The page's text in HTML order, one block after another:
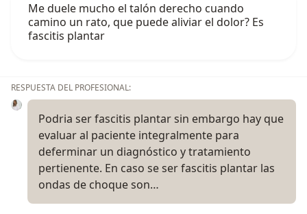
Me duele mucho el talón derecho cuando
camino un rato, que puede aliviar el dolor? Es
fascitis plantar
RESPUESTA DEL PROFESIONAL:
Podria ser fascitis plantar sin embargo hay que
evaluar al paciente integralmente para
deferminar un diagnóstico y tratamiento
pertienente. En caso se ser fascitis plantar las
ondas de choque son…